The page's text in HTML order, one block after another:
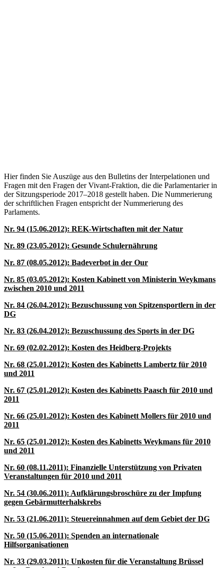
Hier finden Sie Auszüge aus den Bulletins der Interpelationen und
Fragen mit den Fragen der Vivant-Fraktion, die die Parlamentarier in
der Sitzungsperiode 2017–2018 gestellt haben. Die Nummerierung
der schriftlichen Fragen entspricht der Nummerierung des
Parlaments.
Nr. 94 (15.06.2012): REK-Wirtschaften mit der Natur
Nr. 89 (23.05.2012): Gesunde Schulernährung
Nr. 87 (08.05.2012): Badeverbot in der Our
Nr. 85 (03.05.2012): Kosten Kabinett von Ministerin Weykmans
zwischen 2010 und 2011
Nr. 84 (26.04.2012): Bezuschussung von Spitzensportlern in der
DG
Nr. 83 (26.04.2012): Bezuschussung des Sports in der DG
Nr. 69 (02.02.2012): Kosten des Heidberg-Projekts
Nr. 68 (25.01.2012): Kosten des Kabinetts Lambertz für 2010
und 2011
Nr. 67 (25.01.2012): Kosten des Kabinetts Paasch für 2010 und
2011
Nr. 66 (25.01.2012): Kosten des Kabinett Mollers für 2010 und
2011
Nr. 65 (25.01.2012): Kosten des Kabinetts Weykmans für 2010
und 2011
Nr. 60 (08.11.2011): Finanzielle Unterstützung von Privaten
Veranstaltungen für 2010 und 2011
Nr. 54 (30.06.2011): Aufklärungsbroschüre zu der Impfung
gegen Gebärmutterhalskrebs
Nr. 53 (21.06.2011): Steuereinnahmen auf dem Gebiet der DG
Nr. 50 (15.06.2011): Spenden an internationale
Hilfsorganisationen
Nr. 33 (29.03.2011): Unkosten für die Veranstaltung Brüssel